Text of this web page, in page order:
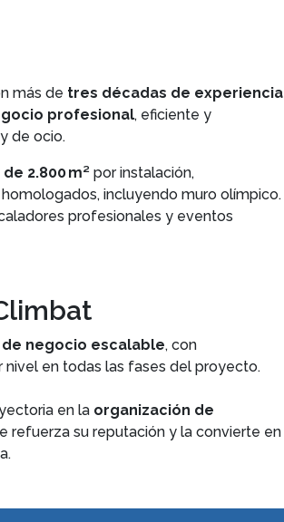
más de tres décadas de experiencia
profesional, eficiente y
de ocio.
2.800 m² por instalación,
incluyendo muro olímpico.
profesionales y eventos
negocio escalable, con
en todas las fases del proyecto.
en la organización de
refuerza su reputación y la convierte en